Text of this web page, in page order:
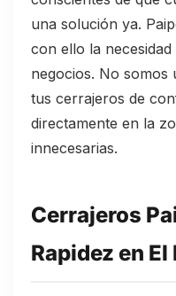
una solución ya.
con ello la
negocios. No somos
tus cerrajeros de
directamente en la
innecesarias.
Cerrajeros
Rapidez en